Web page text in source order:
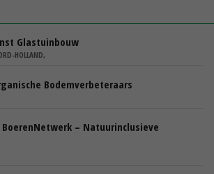
Glastuinbouw
HOLLAND,
Bodemverbeteraars
– Natuurinclusieve